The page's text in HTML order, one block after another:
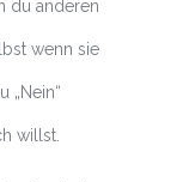
du anderen
wenn sie
„Nein“
willst.